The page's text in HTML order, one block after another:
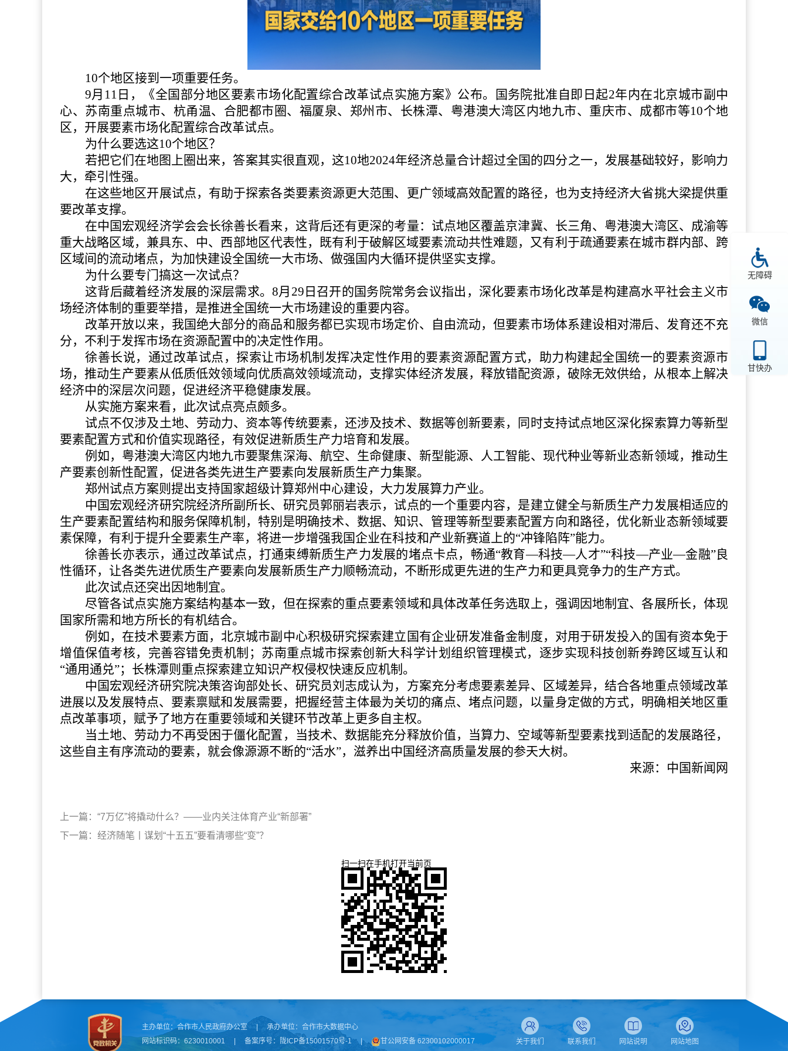
无障碍
微信
甘快办
10个地区接到一项重要任务。
9月11日，《全国部分地区要素市场化配置综合改革试点实施方案》公布。国务院批准自即日起2年内在北京城市副中
心、苏南重点城市、杭甬温、合肥都市圈、福厦泉、郑州市、长株潭、粤港澳大湾区内地九市、重庆市、成都市等10个地
区，开展要素市场化配置综合改革试点。
为什么要选这10个地区？
若把它们在地图上圈出来，答案其实很直观，这10地2024年经济总量合计超过全国的四分之一，发展基础较好，影响力
大，牵引性强。
在这些地区开展试点，有助于探索各类要素资源更大范围、更广领域高效配置的路径，也为支持经济大省挑大梁提供重
要改革支撑。
在中国宏观经济学会会长徐善长看来，这背后还有更深的考量：试点地区覆盖京津冀、长三角、粤港澳大湾区、成渝等
重大战略区域，兼具东、中、西部地区代表性，既有利于破解区域要素流动共性难题，又有利于疏通要素在城市群内部、跨
区域间的流动堵点，为加快建设全国统一大市场、做强国内大循环提供坚实支撑。
为什么要专门搞这一次试点？
这背后藏着经济发展的深层需求。8月29日召开的国务院常务会议指出，深化要素市场化改革是构建高水平社会主义市
场经济体制的重要举措，是推进全国统一大市场建设的重要内容。
改革开放以来，我国绝大部分的商品和服务都已实现市场定价、自由流动，但要素市场体系建设相对滞后、发育还不充
分，不利于发挥市场在资源配置中的决定性作用。
徐善长说，通过改革试点，探索让市场机制发挥决定性作用的要素资源配置方式，助力构建起全国统一的要素资源市
场，推动生产要素从低质低效领域向优质高效领域流动，支撑实体经济发展，释放错配资源，破除无效供给，从根本上解决
经济中的深层次问题，促进经济平稳健康发展。
从实施方案来看，此次试点亮点颇多。
试点不仅涉及土地、劳动力、资本等传统要素，还涉及技术、数据等创新要素，同时支持试点地区深化探索算力等新型
要素配置方式和价值实现路径，有效促进新质生产力培育和发展。
例如，粤港澳大湾区内地九市要聚焦深海、航空、生命健康、新型能源、人工智能、现代种业等新业态新领域，推动生
产要素创新性配置，促进各类先进生产要素向发展新质生产力集聚。
郑州试点方案则提出支持国家超级计算郑州中心建设，大力发展算力产业。
中国宏观经济研究院经济所副所长、研究员郭丽岩表示，试点的一个重要内容，是建立健全与新质生产力发展相适应的
生产要素配置结构和服务保障机制，特别是明确技术、数据、知识、管理等新型要素配置方向和路径，优化新业态新领域要
素保障，有利于提升全要素生产率，将进一步增强我国企业在科技和产业新赛道上的“冲锋陷阵”能力。
徐善长亦表示，通过改革试点，打通束缚新质生产力发展的堵点卡点，畅通“教育—科技—人才”“科技—产业—金融”良
性循环，让各类先进优质生产要素向发展新质生产力顺畅流动，不断形成更先进的生产力和更具竞争力的生产方式。
此次试点还突出因地制宜。
尽管各试点实施方案结构基本一致，但在探索的重点要素领域和具体改革任务选取上，强调因地制宜、各展所长，体现
国家所需和地方所长的有机结合。
例如，在技术要素方面，北京城市副中心积极研究探索建立国有企业研发准备金制度，对用于研发投入的国有资本免于
增值保值考核，完善容错免责机制；苏南重点城市探索创新大科学计划组织管理模式，逐步实现科技创新券跨区域互认和
“通用通兑”；长株潭则重点探索建立知识产权侵权快速反应机制。
中国宏观经济研究院决策咨询部处长、研究员刘志成认为，方案充分考虑要素差异、区域差异，结合各地重点领域改革
进展以及发展特点、要素禀赋和发展需要，把握经营主体最为关切的痛点、堵点问题，以量身定做的方式，明确相关地区重
点改革事项，赋予了地方在重要领域和关键环节改革上更多自主权。
当土地、劳动力不再受困于僵化配置，当技术、数据能充分释放价值，当算力、空域等新型要素找到适配的发展路径，
这些自主有序流动的要素，就会像源源不断的“活水”，滋养出中国经济高质量发展的参天大树。
来源：中国新闻网
上一篇： “7万亿”将撬动什么？——业内关注体育产业“新部署”
下一篇： 经济随笔丨谋划“十五五”要看清哪些“变”？
扫一扫在手机打开当前页
主办单位：合作市人民政府办公室 承办单位： 合作市大数据中心
网站标识码：6230010001
备案序号： 陇ICP备15001570号-1 | 甘公网安备 62300102000017 关于我们 联系我们 网站说明 网站地图